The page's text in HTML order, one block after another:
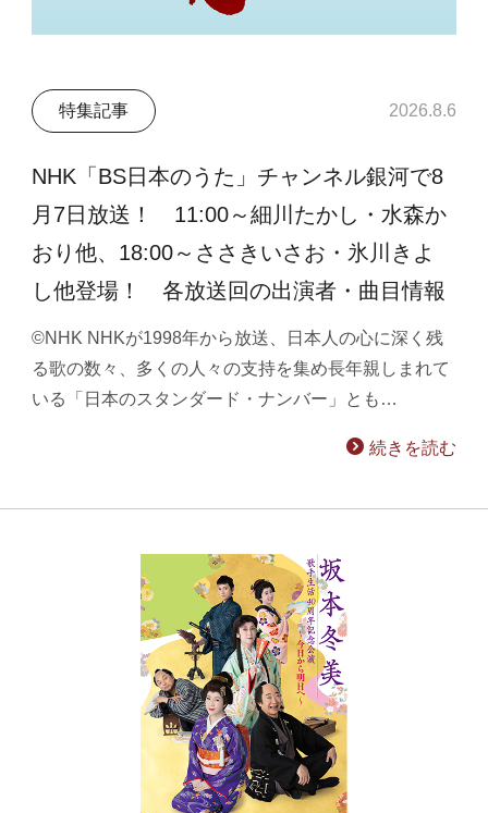
特集記事 2026.8.6
NHK「BS日本のうた」チャンネル銀河で8
月7日放送！ 11:00～細川たかし・水森か
おり他、18:00～ささきいさお・氷川きよ
し他登場！ 各放送回の出演者・曲目情報
©NHK NHKが1998年から放送、日本人の心に深く残
る歌の数々、多くの人々の支持を集め長年親しまれて
いる「日本のスタンダード・ナンバー」とも…
続きを読む